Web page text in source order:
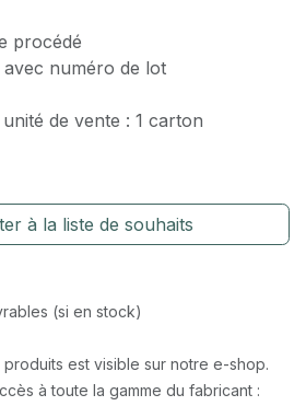
procédé
avec numéro de lot
de vente : 1 carton
à la liste de souhaits
(si en stock)
est visible sur notre e-shop.
à toute la gamme du fabricant :